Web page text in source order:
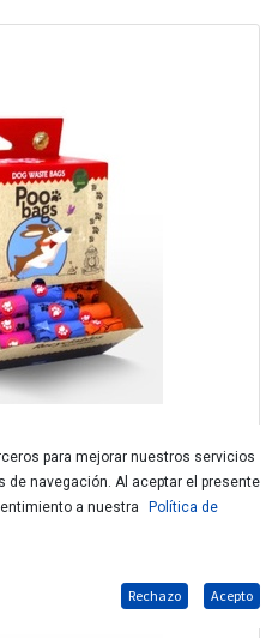
CAJA 63ud Recic.729568
para mejorar nuestros servicios
navegación. Al aceptar el presente
a nuestra
Política de
Rechazo Acepto